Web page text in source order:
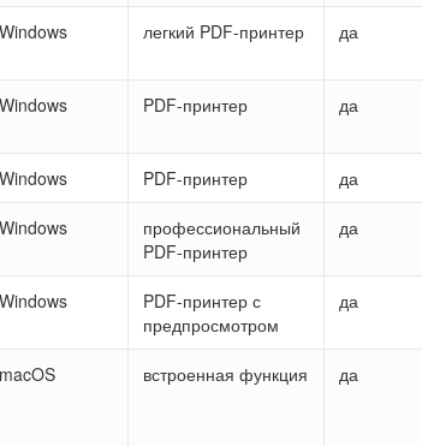
Windows легкий PDF-принтер да
Windows PDF-принтер да
Windows PDF-принтер да
Windows
профессиональный
PDF-принтер
да
Windows
PDF-принтер с
предпросмотром
да
macOS встроенная функция да